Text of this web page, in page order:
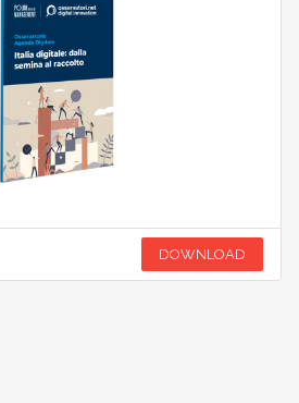
DOWNLOAD